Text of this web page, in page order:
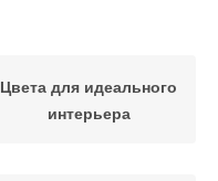
Цвета для идеального
интерьера